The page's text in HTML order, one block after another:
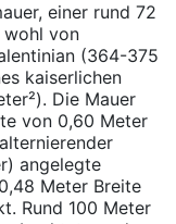
einer rund 72
wohl von
(364-375
kaiserlichen
Die Mauer
von 0,60 Meter
angelegte
Meter Breite
Rund 100 Meter